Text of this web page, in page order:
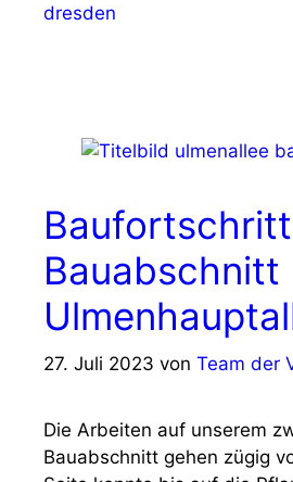
dresden
Bauabschnitt
27. Juli 2023 von Team der
Die Arbeiten auf unserem
Bauabschnitt gehen zügig